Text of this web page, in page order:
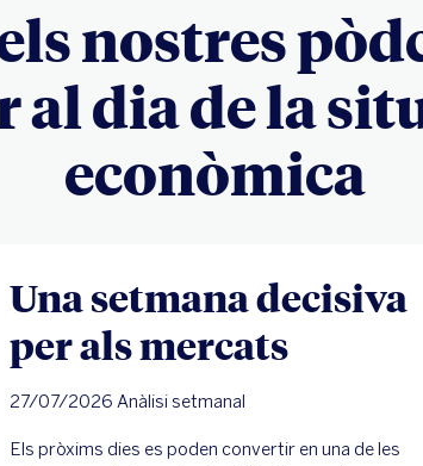
nostres
al dia de la
econòmica
Una setmana decisiva
per als mercats
27/07/2026 Anàlisi setmanal
Els pròxims dies es poden convertir en una de les